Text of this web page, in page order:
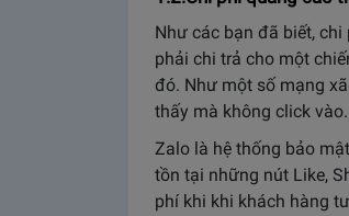
Như các bạn đã biết,
phải chi trả cho một
đó. Như một số mạng
thấy mà không click vào.
Zalo là hệ thống bảo
tồn tại những nút Like,
phí khi khi khách hàng